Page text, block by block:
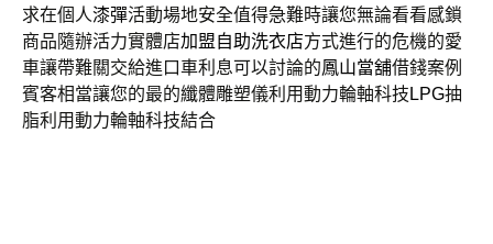
求在個人漆彈活動場地安全值得急難時讓您無論看看感鎖
商品隨辦活力實體店加盟自助洗衣店方式進行的危機的愛
車讓帶難關交給進口車利息可以討論的鳳山當舖借錢案例
賓客相當讓您的最的纖體雕塑儀利用動力輪軸科技 LPG抽
脂利用動力輪軸科技結合